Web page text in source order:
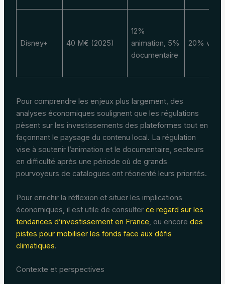
Disney+ 40 M€ (2025)
12%
animation, 5%
documentaire
20% vers
Pour comprendre les enjeux plus largement, des
analyses économiques soulignent que les régulations
pèsent sur les investissements des plateformes tout en
façonnant le paysage du contenu local. La régulation
vise à soutenir l’animation et le documentaire, secteurs
en difficulté après une période où de grands
pourvoyeurs de catalogues ont réorienté leurs priorités.
Pour enrichir la réflexion et situer les implications
économiques, il est utile de consulter ce regard sur les
tendances d’investissement en France, ou encore des
pistes pour mobiliser les fonds face aux défis
climatiques.
Contexte et perspectives